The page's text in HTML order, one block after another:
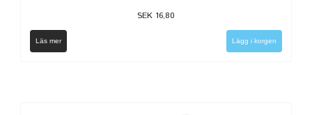
SEK 16,80
Läs mer